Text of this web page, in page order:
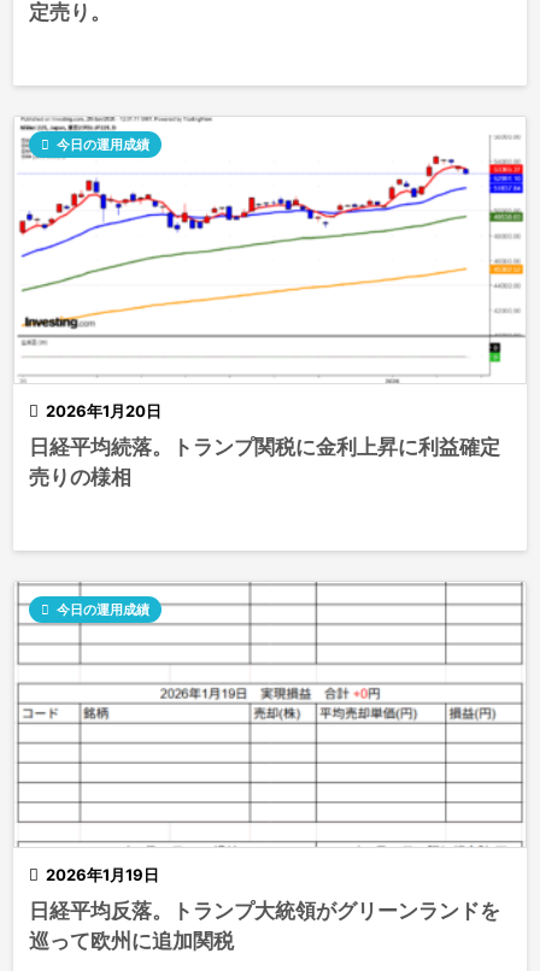
定売り。
 2026年1月20日
 今日の運用成績
日経平均続落。トランプ関税に金利上昇に利益確定
売りの様相
 2026年1月19日
 今日の運用成績
日経平均反落。トランプ大統領がグリーンランドを
巡って欧州に追加関税